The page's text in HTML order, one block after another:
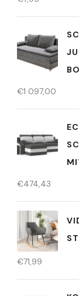
€1 097,00
€474,43
€71,99